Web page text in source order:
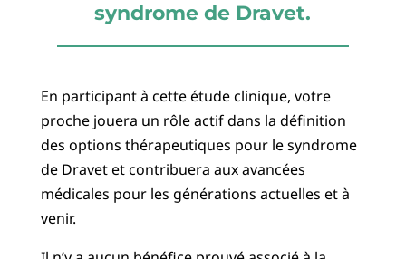
syndrome de Dravet.
En participant à cette étude clinique, votre
proche jouera un rôle actif dans la définition
des options thérapeutiques pour le syndrome
de Dravet et contribuera aux avancées
médicales pour les générations actuelles et à
venir.